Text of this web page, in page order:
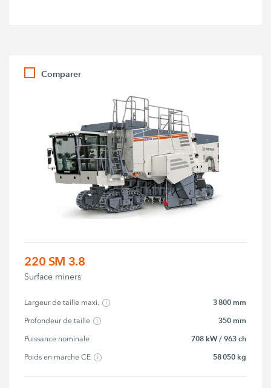
Comparer
220 SM 3.8
Surface miners
Largeur de taille maxi. 3 800 mm
Profondeur de taille 350 mm
Puissance nominale 708 kW / 963 ch
Poids en marche CE 58 050 kg